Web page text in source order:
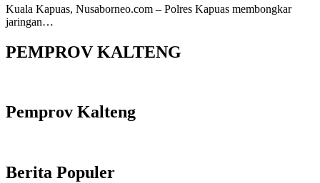
Kuala Kapuas, Nusaborneo.com – Polres Kapuas membongkar
jaringan…
PEMPROV KALTENG
Pemprov Kalteng
Berita Populer